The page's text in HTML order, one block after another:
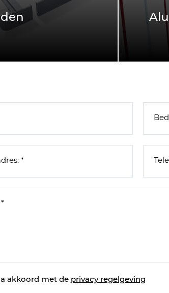
akkoord met de privacy regelgeving